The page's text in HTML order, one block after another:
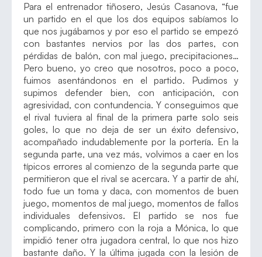
Para el entrenador tiñosero, Jesús Casanova, “fue
un partido en el que los dos equipos sabíamos lo
que nos jugábamos y por eso el partido se empezó
con bastantes nervios por las dos partes, con
pérdidas de balón, con mal juego, precipitaciones…
Pero bueno, yo creo que nosotros, poco a poco,
fuimos asentándonos en el partido. Pudimos y
supimos defender bien, con anticipación, con
agresividad, con contundencia. Y conseguimos que
el rival tuviera al final de la primera parte solo seis
goles, lo que no deja de ser un éxito defensivo,
acompañado indudablemente por la portería. En la
segunda parte, una vez más, volvimos a caer en los
típicos errores al comienzo de la segunda parte que
permitieron que el rival se acercara. Y a partir de ahí,
todo fue un toma y daca, con momentos de buen
juego, momentos de mal juego, momentos de fallos
individuales defensivos. El partido se nos fue
complicando, primero con la roja a Mónica, lo que
impidió tener otra jugadora central, lo que nos hizo
bastante daño. Y la última jugada con la lesión de